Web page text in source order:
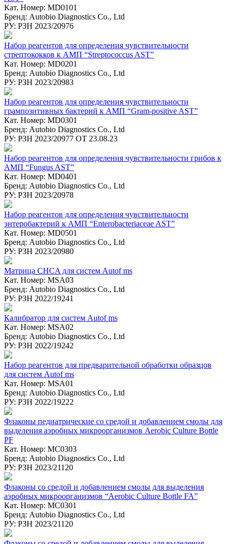
Кат. Номер: MD0101
Бренд: Autobio Diagnostics Co., Ltd
РУ: РЗН 2023/20976
Набор реагентов для определения чувствительности
стрептококков к АМП “Streptococcus AST”
Кат. Номер: MD0201
Бренд: Autobio Diagnostics Co., Ltd
РУ: РЗН 2023/20983
Набор реагентов для определения чувствительности
грампозитивных бактерий к АМП “Gram-positive AST”
Кат. Номер: MD0301
Бренд: Autobio Diagnostics Co., Ltd
РУ: РЗН 2023/20977 ОТ 23.08.23
Набор реагентов для определения чувствительности грибов к
АМП “Fungus AST”
Кат. Номер: MD0401
Бренд: Autobio Diagnostics Co., Ltd
РУ: РЗН 2023/20978
Набор реагентов для определения чувствительности
энтеробактерий к АМП “Enterobacteriaceae AST”
Кат. Номер: MD0501
Бренд: Autobio Diagnostics Co., Ltd
РУ: РЗН 2023/20980
Матрица CHCA для систем Autof ms
Кат. Номер: MSA03
Бренд: Autobio Diagnostics Co., Ltd
РУ: РЗН 2022/19241
Калибратор для систем Autof ms
Кат. Номер: MSA02
Бренд: Autobio Diagnostics Co., Ltd
РУ: РЗН 2022/19242
Набор реагентов для предварительной обработки образцов
для систем Autof ms
Кат. Номер: MSA01
Бренд: Autobio Diagnostics Co., Ltd
РУ: РЗН 2022/19222
Флаконы педиатрические со средой и добавлением смолы для
выделения аэробных микроорганизмов Aerobic Culture Bottle
PF
Кат. Номер: MC0303
Бренд: Autobio Diagnostics Co., Ltd
РУ: РЗН 2023/21120
Флаконы со средой и добавлением смолы для выделения
аэробных микроорганизмов “Aerobic Culture Bottle FA”
Кат. Номер: MC0301
Бренд: Autobio Diagnostics Co., Ltd
РУ: РЗН 2023/21120